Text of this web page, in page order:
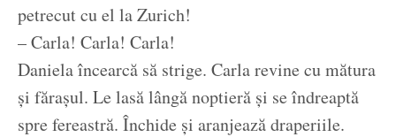
petrecut cu el la Zurich!
– Carla! Carla! Carla!
Daniela încearcă să strige. Carla revine cu mătura
și fărașul. Le lasă lângă noptieră și se îndreaptă
spre fereastră. Închide și aranjează draperiile.